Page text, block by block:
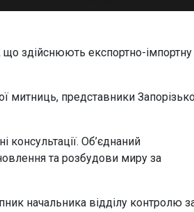
що здійснюють експортно-імпортну
митниць, представники
консультації. Об’єднаний
та розбудови миру за
начальника відділу контролю